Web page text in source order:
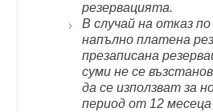
резервацията.
В случай на отказ
напълно платена
презаписана
суми не се
да се използват за
период от 12